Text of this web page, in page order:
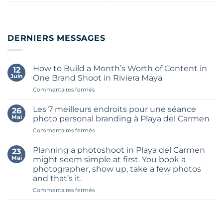
DERNIERS MESSAGES
12
Juin
How to Build a Month’s Worth of Content in
One Brand Shoot in Riviera Maya
Commentaires ferméssur
to
Build
a
Month’s
of
Content
in
One
Shoot
26
Mai
Les 7 meilleurs endroits pour une séance
photo personal branding à Playa del Carmen
Commentaires ferméssur
7
meilleurs
endroits
pour
séance
23
Mai
Planning a photoshoot in Playa del Carmen
might seem simple at first. You book a
photographer, show up, take a few photos
and that’s it.
Commentaires ferméssur